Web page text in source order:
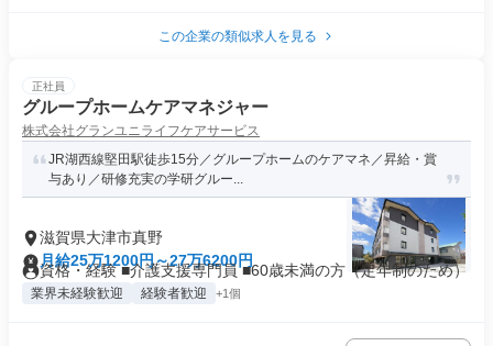
この企業の類似求人を見る
正社員
グループホームケアマネジャー
株式会社グランユニライフケアサービス
JR湖西線堅田駅徒歩15分／グループホームのケアマネ／昇給・賞
与あり／研修充実の学研グルー...
滋賀県大津市真野
月給25万1200円～27万6200円
資格・経験 ■介護支援専門員 ■60歳未満の方（定年制のため）
業界未経験歓迎 経験者歓迎 +1個